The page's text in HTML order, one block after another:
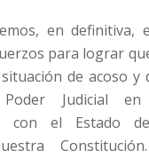
en definitiva,
para lograr
de acoso y
Judicial
con el Estado